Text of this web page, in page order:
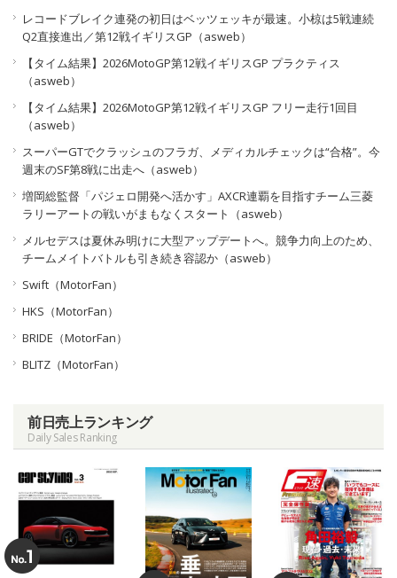
レコードブレイク連発の初日はベッツェッキが最速。小椋は5戦連続
Q2直接進出／第12戦イギリスGP（asweb）
【タイム結果】2026MotoGP第12戦イギリスGP プラクティス
（asweb）
【タイム結果】2026MotoGP第12戦イギリスGP フリー走行1回目
（asweb）
スーパーGTでクラッシュのフラガ、メディカルチェックは“合格”。今
週末のSF第8戦に出走へ（asweb）
増岡総監督「パジェロ開発へ活かす」AXCR連覇を目指すチーム三菱
ラリーアートの戦いがまもなくスタート（asweb）
メルセデスは夏休み明けに大型アップデートへ。競争力向上のため、
チームメイトバトルも引き続き容認か（asweb）
Swift（MotorFan）
HKS（MotorFan）
BRIDE（MotorFan）
BLITZ（MotorFan）
前日売上ランキング
Daily Sales Ranking